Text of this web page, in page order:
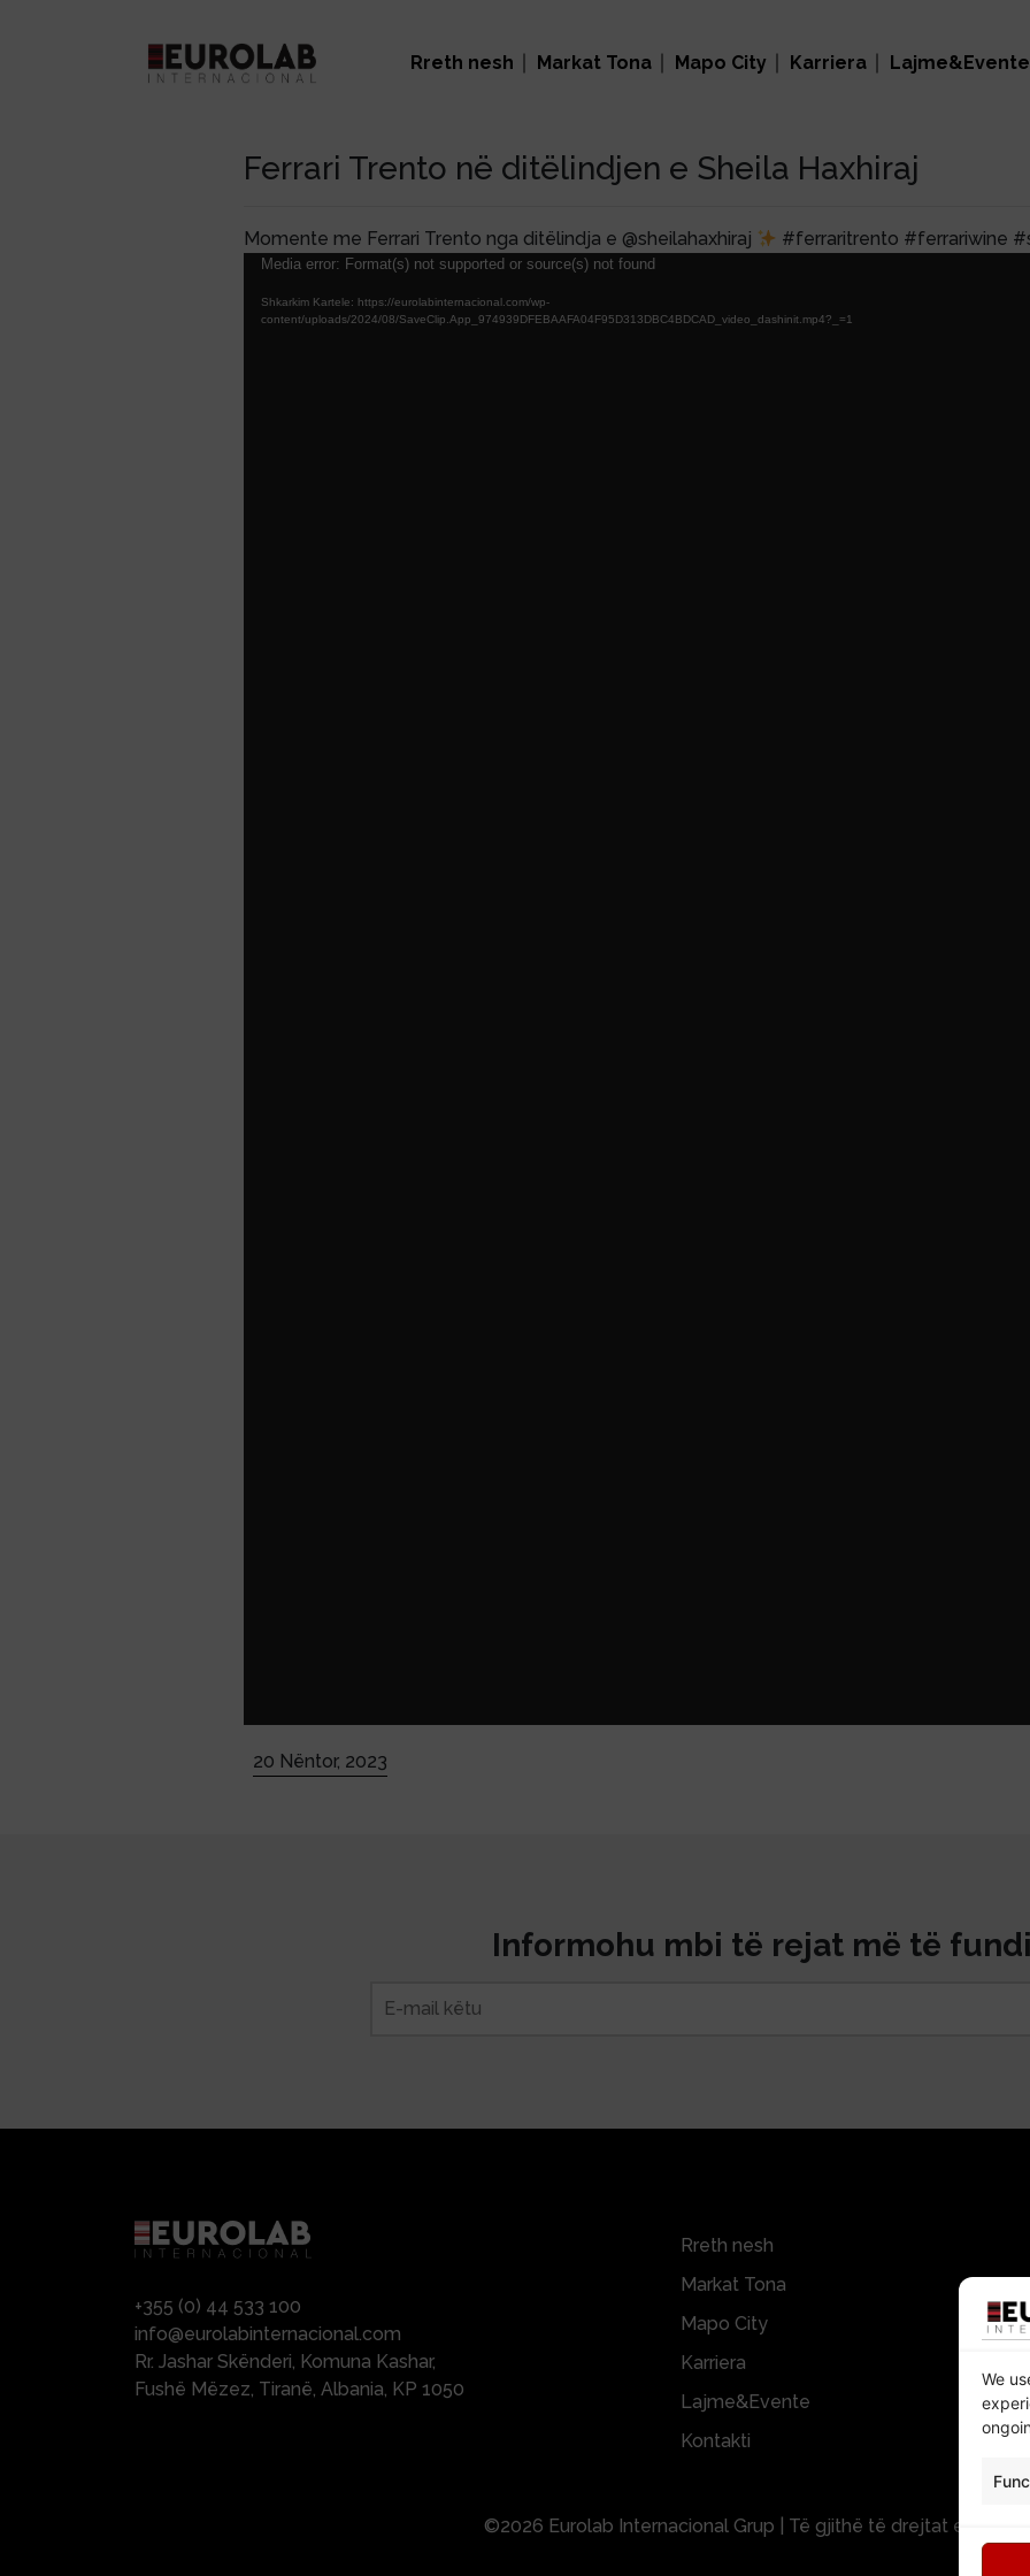
We
Rreth nesh Markat Tona Mapo City Karriera Lajme&Evente
Ferrari Trento në ditëlindjen e Sheila Haxhiraj
Momente me Ferrari Trento nga ditëlindja e @sheilahaxhiraj
#ferraritrento #ferrariwine
Lojtës
Videosh
Media error: Format(s) not supported or source(s) not found
Shkarkim Kartele: https://eurolabinternacional.com/wp-
content/uploads/2024/08/SaveClip.App_974939DFEBAAFA04F95D313DBC4BDCAD_video_dashinit.mp4?_=1
20 Nëntor, 2023
Informohu mbi të rejat më të
+355 (0) 44 533 100
info@eurolabinternacional.com
Rr. Jashar Skënderi, Komuna Kashar,
Fushë Mëzez, Tiranë, Albania, KP 1050
Rreth nesh
Markat Tona
Mapo City
Karriera
Lajme&Evente
Kontakti
©2026 Eurolab Internacional Grup | Të gjithë të drejtat e